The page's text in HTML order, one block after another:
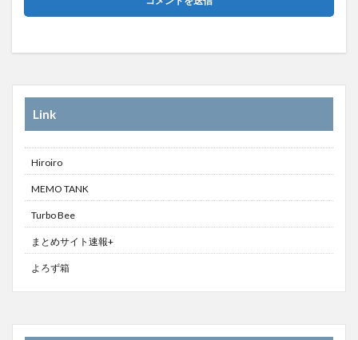
Link
Hiroiro
MEMO TANK
Turbo Bee
まとめサイト速報+
よろず箱